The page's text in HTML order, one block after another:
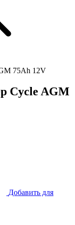
75Ah 12V
Cycle AGM
Добавить для